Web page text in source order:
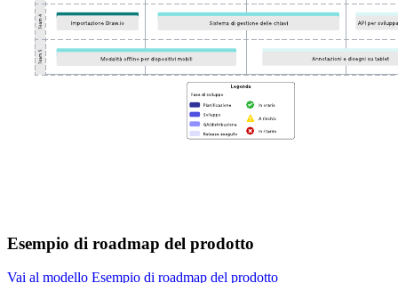
Esempio di roadmap del prodotto
Vai al modello Esempio di roadmap del prodotto